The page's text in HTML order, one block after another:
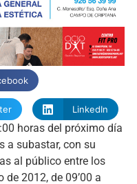
LinkedIn
horas del próximo día
a subastar, con su
al público entre los
2012, de 09’00 a